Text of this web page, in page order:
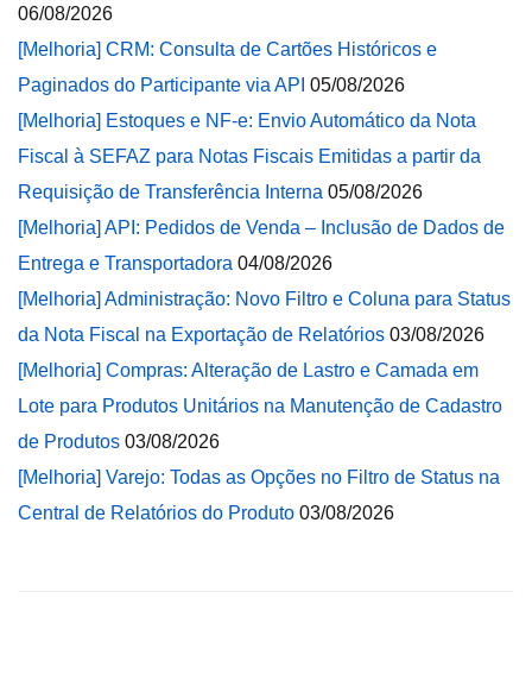
06/08/2026
[Melhoria] CRM: Consulta de Cartões Históricos e
Paginados do Participante via API 05/08/2026
[Melhoria] Estoques e NF-e: Envio Automático da Nota
Fiscal à SEFAZ para Notas Fiscais Emitidas a partir da
Requisição de Transferência Interna 05/08/2026
[Melhoria] API: Pedidos de Venda – Inclusão de Dados de
Entrega e Transportadora 04/08/2026
[Melhoria] Administração: Novo Filtro e Coluna para Status
da Nota Fiscal na Exportação de Relatórios 03/08/2026
[Melhoria] Compras: Alteração de Lastro e Camada em
Lote para Produtos Unitários na Manutenção de Cadastro
de Produtos 03/08/2026
[Melhoria] Varejo: Todas as Opções no Filtro de Status na
Central de Relatórios do Produto 03/08/2026